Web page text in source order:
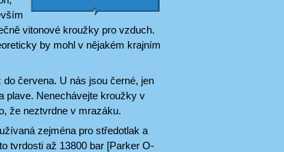
vitonové kroužky pro vzduch.
by mohl v nějakém krajním
červena. U nás jsou černé, jen
plave. Nenechávejte kroužky v
že neztvrdne v mrazáku.
zejména pro středotlak a
tvrdosti až 13800 bar [Parker O-